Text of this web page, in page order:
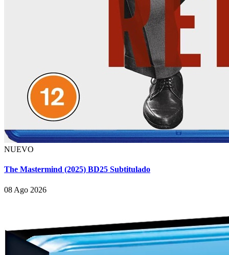
NUEVO
The Mastermind (2025) BD25 Subtitulado
08 Ago 2026